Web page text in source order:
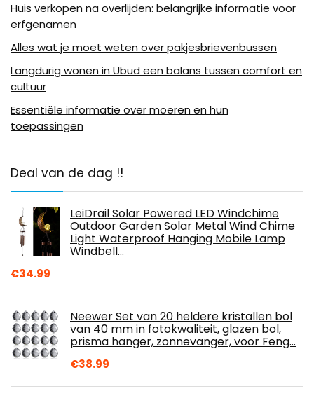
Huis verkopen na overlijden: belangrijke informatie voor
erfgenamen
Alles wat je moet weten over pakjesbrievenbussen
Langdurig wonen in Ubud een balans tussen comfort en
cultuur
Essentiële informatie over moeren en hun
toepassingen
Deal van de dag !!
LeiDrail Solar Powered LED Windchime
Outdoor Garden Solar Metal Wind Chime
Light Waterproof Hanging Mobile Lamp
Windbell…
€34.99
Neewer Set van 20 heldere kristallen bol
van 40 mm in fotokwaliteit, glazen bol,
prisma hanger, zonnevanger, voor Feng…
€38.99